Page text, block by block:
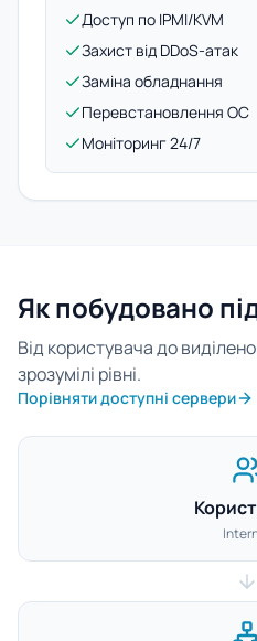
Доступ по IPMI/KVM
Захист від DDoS-атак
Заміна обладнання
Перевстановлення ОС
Моніторинг 24/7
Як побудовано
Від користувача до
зрозумілі рівні.
Порівняти доступні сервери